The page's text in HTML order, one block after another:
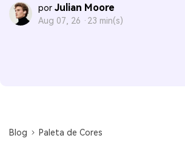
por Julian Moore
Aug 07, 26 · 23 min(s)
Blog
Paleta de Cores